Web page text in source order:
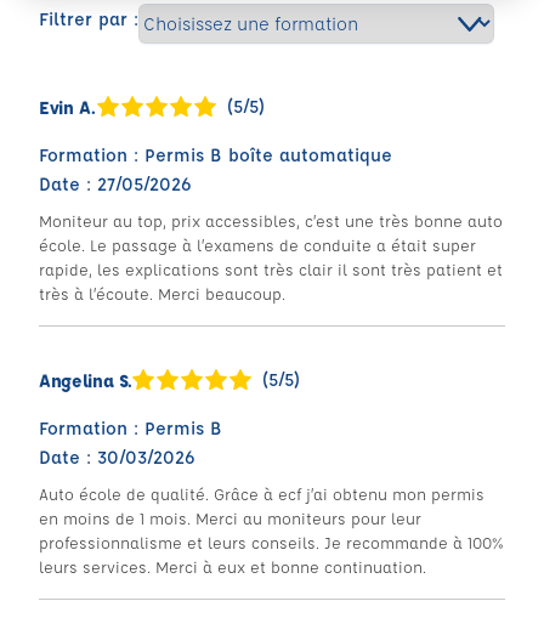
Filtrer par :
Evin A. (5/5)
Formation : Permis B boîte automatique
Date : 27/05/2026
Moniteur au top, prix accessibles, c’est une très bonne auto
école. Le passage à l’examens de conduite a était super
rapide, les explications sont très clair il sont très patient et
très à l’écoute. Merci beaucoup.
Angelina S. (5/5)
Formation : Permis B
Date : 30/03/2026
Auto école de qualité. Grâce à ecf j’ai obtenu mon permis
en moins de 1 mois. Merci au moniteurs pour leur
professionnalisme et leurs conseils. Je recommande à 100%
leurs services. Merci à eux et bonne continuation.